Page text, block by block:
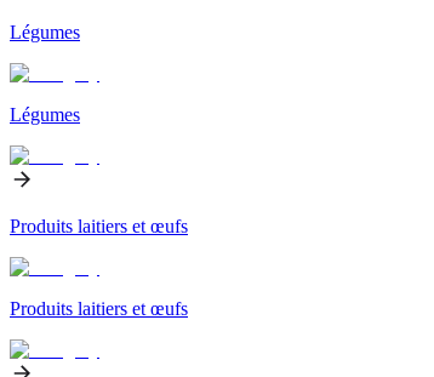
Légumes
Légumes
Produits laitiers et œufs
Produits laitiers et œufs